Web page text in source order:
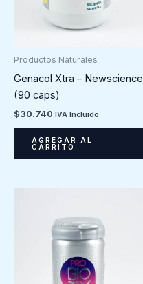
Productos Naturales
Genacol Xtra – Newscience
(90 caps)
$30.740 IVA Incluido
AGREGAR AL
CARRITO